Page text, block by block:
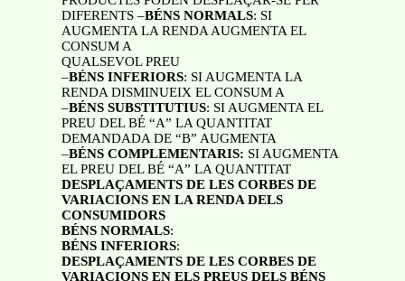
DIFERENTS –BÉNS NORMALS: SI
AUGMENTA LA RENDA AUGMENTA EL
CONSUM A
QUALSEVOL PREU
–BÉNS INFERIORS: SI AUGMENTA LA
RENDA DISMINUEIX EL CONSUM A
–BÉNS SUBSTITUTIUS: SI AUGMENTA EL
PREU DEL BÉ “A” LA QUANTITAT
DEMANDADA DE “B” AUGMENTA
–BÉNS COMPLEMENTARIS: SI AUGMENTA
EL PREU DEL BÉ “A” LA QUANTITAT
DESPLAÇAMENTS DE LES CORBES DE
VARIACIONS EN LA RENDA DELS
CONSUMIDORS
BÉNS NORMALS:
BÉNS INFERIORS:
DESPLAÇAMENTS DE LES CORBES DE
VARIACIONS EN ELS PREUS DELS BÉNS